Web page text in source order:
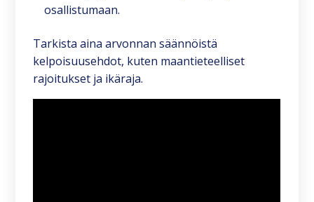
osallistumaan.
Tarkista aina arvonnan säännöistä
kelpoisuusehdot, kuten maantieteelliset
rajoitukset ja ikäraja.